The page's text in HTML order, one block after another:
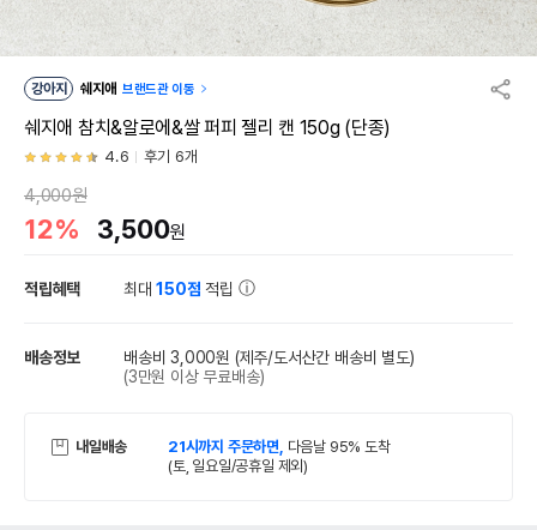
강아지 쉐지애 브랜드관 이동
쉐지애 참치&알로에&쌀 퍼피 젤리 캔 150g (단종)
4.6 후기 6개
4,000원
12% 3,500원
적립혜택 최대150점 적립
배송정보 배송비 3,000원 (제주/도서산간 배송비 별도)
(3만원 이상 무료배송)
내일배송 21시까지 주문하면, 다음날 95% 도착
(토, 일요일/공휴일 제외)